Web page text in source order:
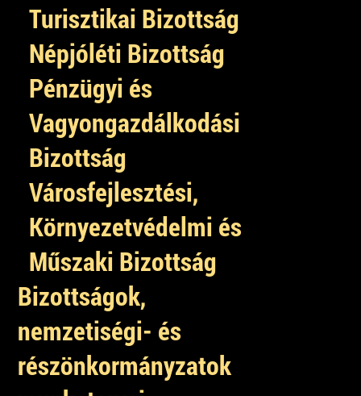
Turisztikai Bizottság
Népjóléti Bizottság
Pénzügyi és
Vagyongazdálkodási
Bizottság
Városfejlesztési,
Környezetvédelmi és
Műszaki Bizottság
Bizottságok,
nemzetiségi- és
részönkormányzatok